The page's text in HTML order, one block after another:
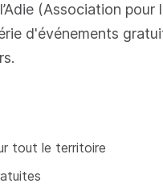
(Association pour
d'événements
tout le territoire